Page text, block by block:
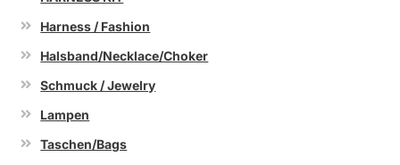
Harness / Fashion
Halsband/Necklace/Choker
Schmuck / Jewelry
Lampen
Taschen/Bags